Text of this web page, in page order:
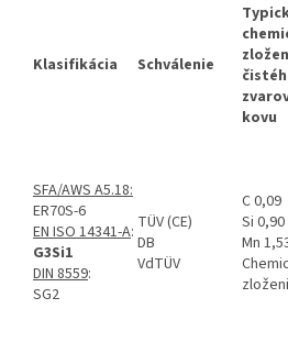
Klasifikácia Schválenie
kovu
SFA/AWS A5.18:
ER70S-6
EN ISO 14341-A:
G3Si1
DIN 8559:
SG2
TÜV (CE)
DB
VdTÜV
C 0,09
Si 0,90
Mn